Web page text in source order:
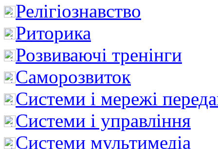
Релігіознавство
Риторика
Розвиваючі тренінги
Саморозвиток
Системи і мережі
Системи і управління
Системи мультимедіа